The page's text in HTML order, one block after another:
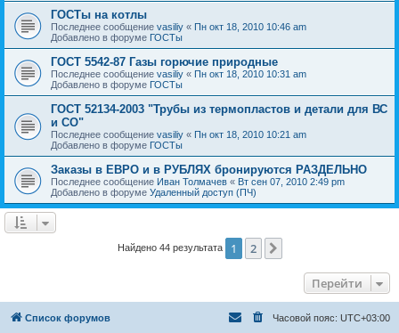
ГОСТы на котлы
Последнее сообщение vasiliy « Пн окт 18, 2010 10:46 am
Добавлено в форуме ГОСТы
ГОСТ 5542-87 Газы горючие природные
Последнее сообщение vasiliy « Пн окт 18, 2010 10:31 am
Добавлено в форуме ГОСТы
ГОСТ 52134-2003 "Трубы из термопластов и детали для ВС
и СО"
Последнее сообщение vasiliy « Пн окт 18, 2010 10:21 am
Добавлено в форуме ГОСТы
Заказы в ЕВРО и в РУБЛЯХ бронируются РАЗДЕЛЬНО
Последнее сообщение Иван Толмачев « Вт сен 07, 2010 2:49 pm
Добавлено в форуме Удаленный доступ (ПЧ)
Найдено 44 результата 1 2
Перейти
Список форумов Часовой пояс: UTC+03:00